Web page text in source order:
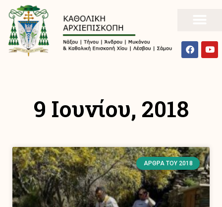
9 Ιουνίου, 2018
ΆΡΘΡΑ ΤΟΥ 2018